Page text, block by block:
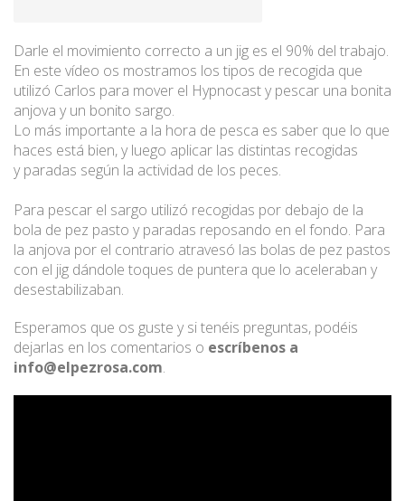
Darle el movimiento correcto a un jig es el 90% del trabajo.
En este vídeo os mostramos los tipos de recogida que
utilizó Carlos para mover el Hypnocast y pescar una bonita
anjova y un bonito sargo.
Lo más importante a la hora de pesca es saber que lo que
haces está bien, y luego aplicar las distintas recogidas
y paradas según la actividad de los peces.
Para pescar el sargo utilizó recogidas por debajo de la
bola de pez pasto y paradas reposando en el fondo. Para
la anjova por el contrario atravesó las bolas de pez pastos
con el jig dándole toques de puntera que lo aceleraban y
desestabilizaban.
Esperamos que os guste y si tenéis preguntas, podéis
dejarlas en los comentarios o escríbenos a
info@elpezrosa.com.